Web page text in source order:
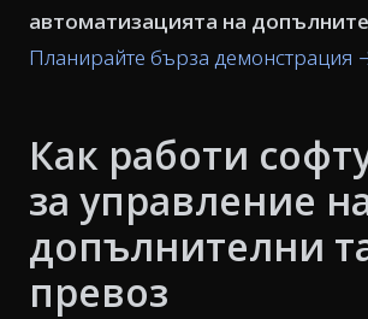
автоматизацията на
Планирайте бърза демонстрация
Как работи
за управление
допълнителни
превоз